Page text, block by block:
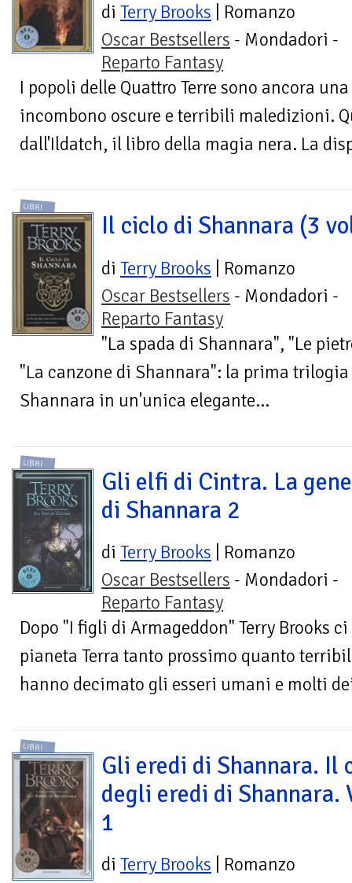
di Terry Brooks | Romanzo
Oscar Bestsellers - Mondadori -
Reparto Fantasy
I popoli delle Quattro Terre sono ancora
incombono oscure e terribili maledizioni.
dall'Ildatch, il libro della magia nera. La
LIBRI
Il ciclo di Shannara (3
di Terry Brooks | Romanzo
Oscar Bestsellers - Mondadori -
Reparto Fantasy
"La spada di Shannara", "Le
"La canzone di Shannara": la prima
Shannara in un'unica elegante...
LIBRI
Gli elfi di Cintra. La
di Shannara 2
di Terry Brooks | Romanzo
Oscar Bestsellers - Mondadori -
Reparto Fantasy
Dopo "I figli di Armageddon" Terry Brooks
pianeta Terra tanto prossimo quanto
hanno decimato gli esseri umani e molti
LIBRI
Gli eredi di Shannara. Il
degli eredi di Shannara.
1
di Terry Brooks | Romanzo